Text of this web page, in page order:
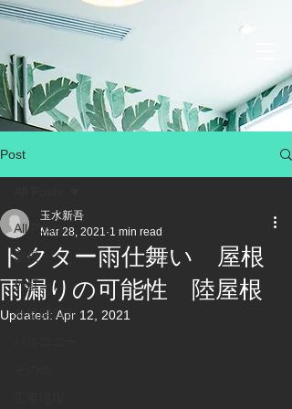
Post
All Posts
屋根
外壁
外壁開口部
ドクター雨仕舞い 屋根
雨漏りの可能性 陸屋根
玉水新吾
Mar 28, 2021 1 min read
Updated: Apr 12, 2021